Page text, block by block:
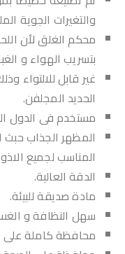
والتغيرات الجوية
محكم الغلق لأن
بتسريب الهواء و
غير قابل للالتواء
الحديد المجلفن.
مستخدم فى الدول
المظهر الجذاب
المناسب لجميع
الدقة العالية.
مادة صديقة للبيئة.
سهل النظافة و
محافظة كاملة على